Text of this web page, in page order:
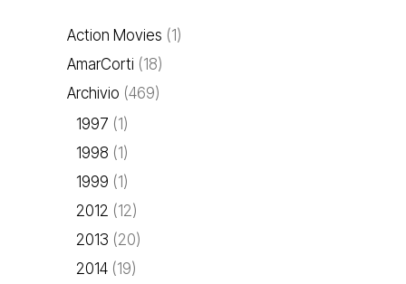
Action Movies (1)
AmarCorti (18)
Archivio (469)
1997 (1)
1998 (1)
1999 (1)
2012 (12)
2013 (20)
2014 (19)